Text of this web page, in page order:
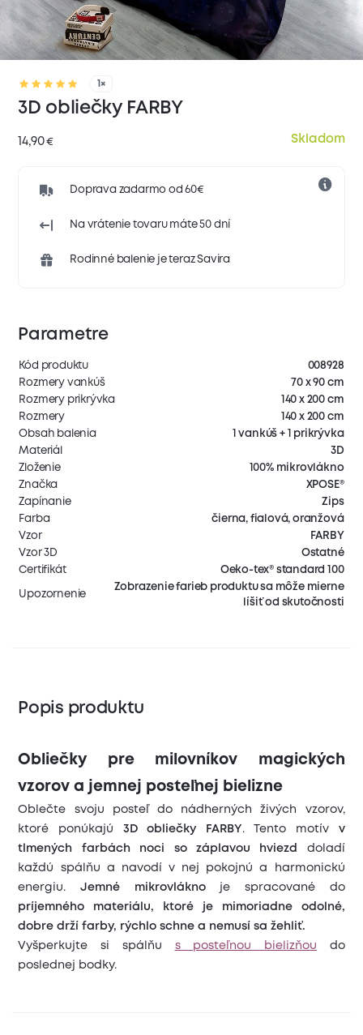
1×
3D obliečky FARBY
14,90€ Skladom
Doprava zadarmo od 60€
Na vrátenie tovaru máte 50 dní
Rodinné balenie je teraz Savira
Parametre
Kód produktu
008928
Rozmery vankúš
70 x 90 cm
Rozmery prikrývka
140 x 200 cm
Rozmery
140 x 200 cm
Obsah balenia
1 vankúš + 1 prikrývka
Materiál
3D
Zloženie
100% mikrovlákno
Značka
XPOSE®
Zapínanie
Zips
Farba
čierna, fialová, oranžová
Vzor
FARBY
Vzor 3D
Ostatné
Certifikát
Oeko-tex® standard 100
Upozornenie
Zobrazenie farieb produktu sa môže mierne
líšiť od skutočnosti
Popis produktu
Obliečky pre milovníkov magických
vzorov a jemnej posteľnej bielizne
Oblečte svoju posteľ do nádherných živých vzorov,
ktoré ponúkajú 3D obliečky FARBY . Tento motív v
tlmených farbách noci so záplavou hviezd
doladí
každú spálňu a navodí v nej pokojnú a harmonickú
energiu.Jemné mikrovlákno
je spracované do
príjemného materiálu, ktoré je mimoriadne odolné,
dobre drží farby, rýchlo schne a nemusí sa žehliť.
Vyšperkujte si spálňu s posteľnou bielizňou do
poslednej bodky.